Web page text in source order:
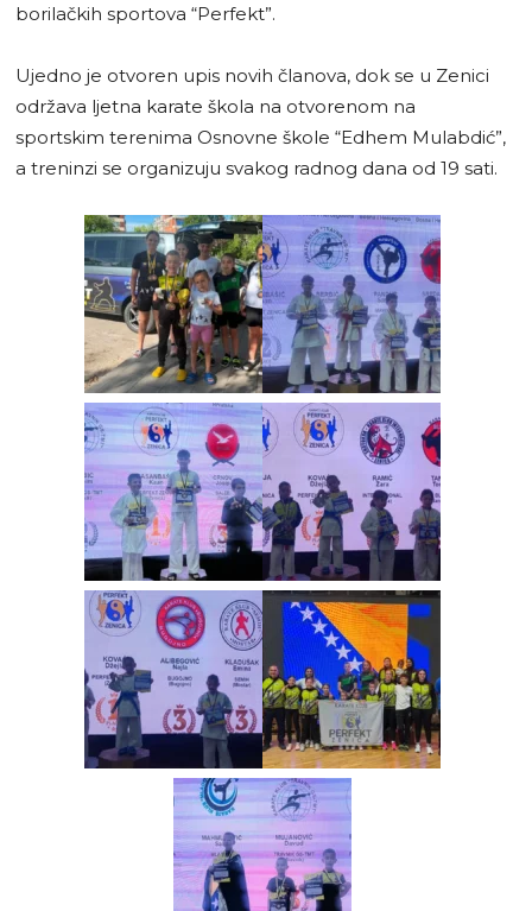
borilačkih sportova “Perfekt”.
Ujedno je otvoren upis novih članova, dok se u Zenici
održava ljetna karate škola na otvorenom na
sportskim terenima Osnovne škole “Edhem Mulabdić”,
a treninzi se organizuju svakog radnog dana od 19 sati.